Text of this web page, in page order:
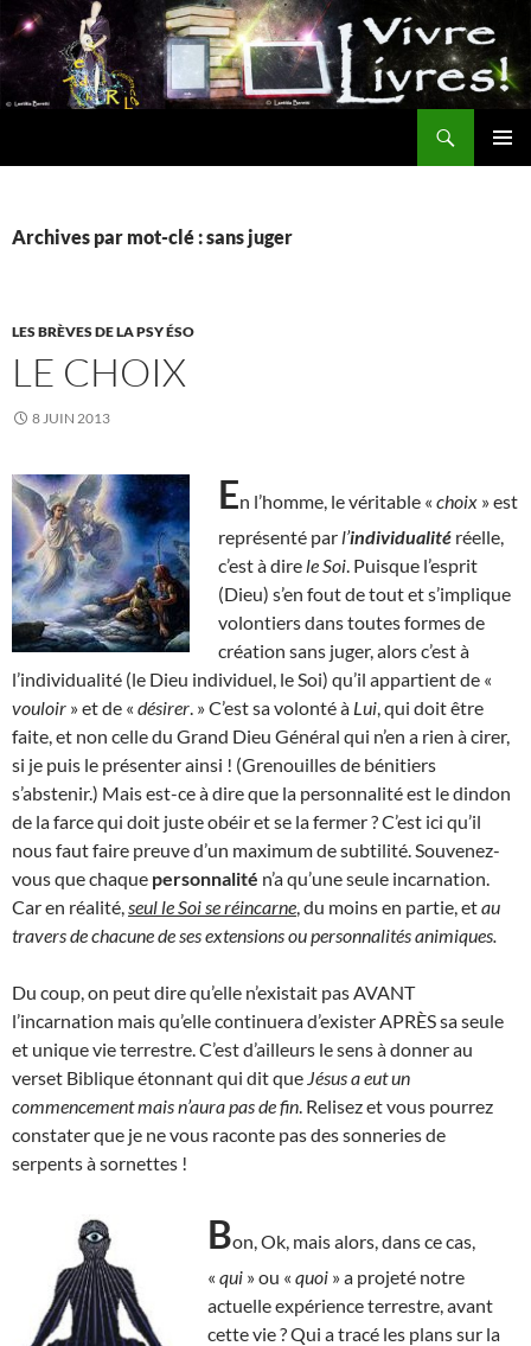
Aller
au
contenu
Archives par mot-clé : sans juger
LES BRÈVES DE LA PSY ÉSO
LE CHOIX
8 JUIN 2013
En l’homme, le véritable « choix » est
représenté par l’individualité réelle,
c’est à dire le Soi . Puisque l’esprit
(Dieu) s’en fout de tout et s’implique
volontiers dans toutes formes de
création sans juger, alors c’est à
l’individualité (le Dieu individuel, le Soi) qu’il appartient de «
vouloir » et de « désirer . » C’est sa volonté à Lui , qui doit être
faite, et non celle du Grand Dieu Général qui n’en a rien à cirer,
si je puis le présenter ainsi ! (Grenouilles de bénitiers
s’abstenir.) Mais est-ce à dire que la personnalité est le dindon
de la farce qui doit juste obéir et se la fermer ? C’est ici qu’il
nous faut faire preuve d’un maximum de subtilité. Souvenez-
vous que chaque personnalité n’a qu’une seule incarnation.
Car en réalité, seul le Soi se réincarne , du moins en partie, etau
travers de chacune de ses extensions ou personnalités animiques.
Du coup, on peut dire qu’elle n’existait pas AVANT
l’incarnation mais qu’elle continuera d’exister APRÈS sa seule
et unique vie terrestre. C’est d’ailleurs le sens à donner au
verset Biblique étonnant qui dit que Jésus a eut un
commencement mais n’aura pas de fin . Relisez et vous pourrez
constater que je ne vous raconte pas des sonneries de
serpents à sornettes !
Bon, Ok, mais alors, dans ce cas,
« qui » ou « quoi » a projeté notre
actuelle expérience terrestre, avant
cette vie ? Qui a tracé les plans sur la